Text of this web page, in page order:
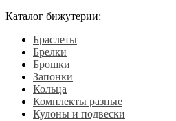
Каталог бижутерии:
Браслеты
Брелки
Брошки
Запонки
Кольца
Комплекты разные
Кулоны и подвески